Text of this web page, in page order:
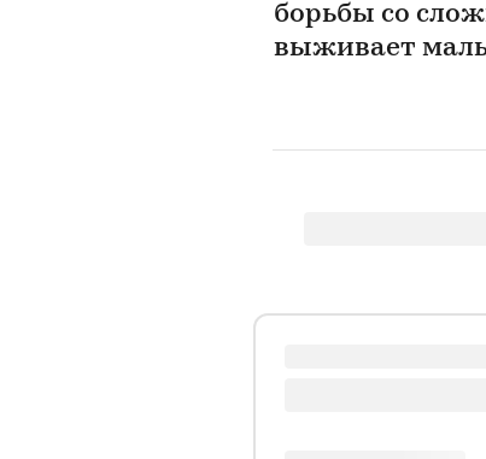
борьбы со
выживает